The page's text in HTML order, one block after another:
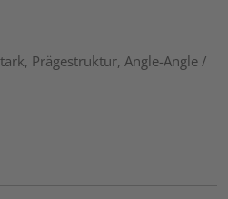
Prägestruktur, Angle-Angle /